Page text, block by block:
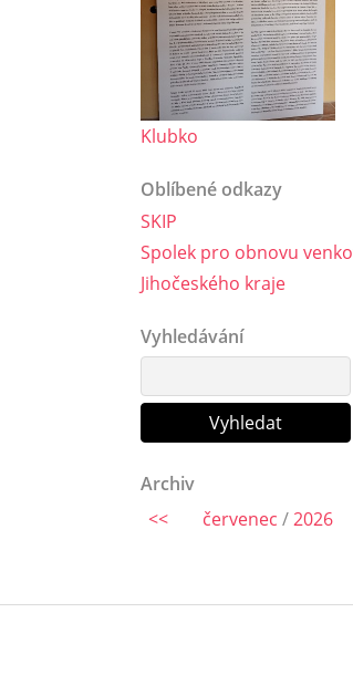
Klubko
Oblíbené odkazy
SKIP
Spolek pro obnovu
Jihočeského kraje
Vyhledávání
Archiv
<<
červenec /2026